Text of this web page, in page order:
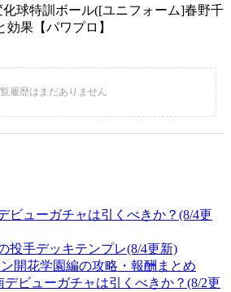
化球特訓ボール([ユニフォーム]春野千
果【パワプロ】
ビューガチャは引くべきか？(8/4更
投手デッキテンプレ(8/4更新)
開花学園編の攻略・報酬まとめ
ビューガチャは引くべきか？(8/2更